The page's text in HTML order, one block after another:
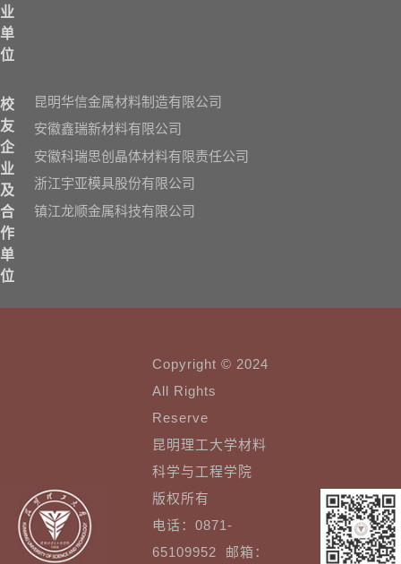
业
单
位
校
友
企
业
及
合
作
单
位
昆明华信金属材料制造有限公司
安徽鑫瑞新材料有限公司
安徽科瑞思创晶体材料有限责任公司
浙江宇亚模具股份有限公司
镇江龙顺金属科技有限公司
Copyright © 2024
All Rights
Reserve
昆明理工大学材料
科学与工程学院
版权所有
电话：0871-
65109952 邮箱：